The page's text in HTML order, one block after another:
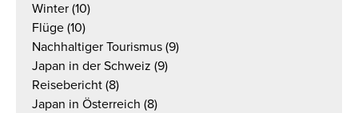
Winter (10)
Flüge (10)
Nachhaltiger Tourismus (9)
Japan in der Schweiz (9)
Reisebericht (8)
Japan in Österreich (8)